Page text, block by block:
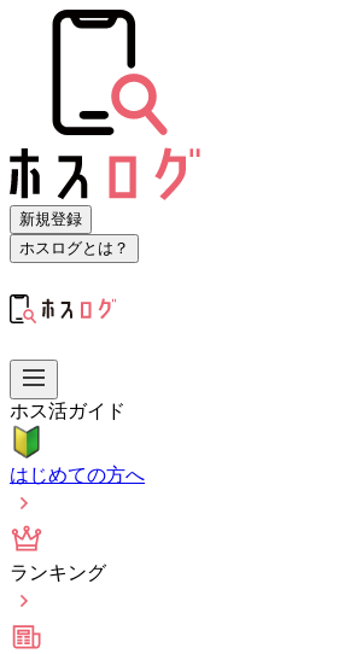
新規登録
ホスログとは？
ホス活ガイド
はじめての方へ
ランキング